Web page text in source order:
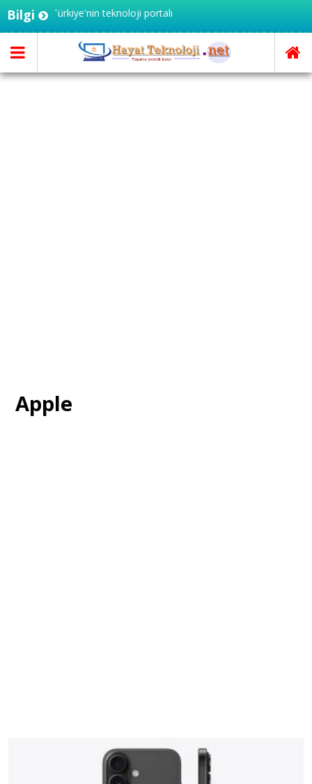
Bilgi- Türkiye'nin teknoloji portalı
Apple